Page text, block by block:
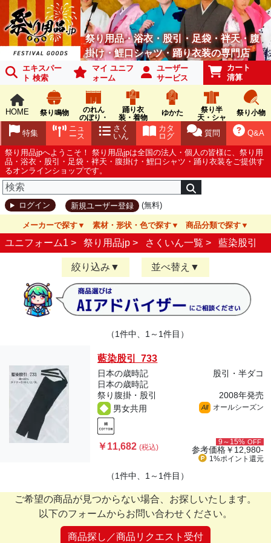
祭り用品・浴衣・股引・足袋・袢天・腹
掛け・鯉口シャツ・踊り衣装の専門店
エキスパー
ト 検索
マイ ユニフ
ォーム
ユーザー
サービス
カート
清算
HOME 祭り鳴物
のれん
のぼり・
踊り衣
装・着物
ゆかた
祭り半
天・シャ
祭り小物
Q&A
質問
カタ
ログ
さく
いん
ニュ
ース
特集
祭り用品jpへようこそ！ 祭り用品jpは全国の法人・個人の皆様に、祭り用
品・浴衣・股引・足袋・袢天・腹掛け・鯉口シャツ・踊り衣装をご提供す
るオンラインショップです。
ログイン 新規ユーザー登録 (無料)
メーカーで探す 素材・形状・色で探す 商品分類で探す
ユニフォーム1 > 祭り用品jp > さくいん一覧 > 藍染股引
絞り込み 並べ替え
（1件中、1～1件目）
藍染股引 733
日本の歳時記
股引・半ダコ
日本の歳時記
祭り腹掛・股引
2008年発売
男女共用
All オールシーズン
￥11,682(税込)
9～15% OFF
参考価格￥12,980-
1%ポイント 還元
（1件中、1～1件目）
ご希望の商品が見つからない場合、お探しいたします。
以下のフォームからお問い合わせください。
商品探し／商品リクエスト受付